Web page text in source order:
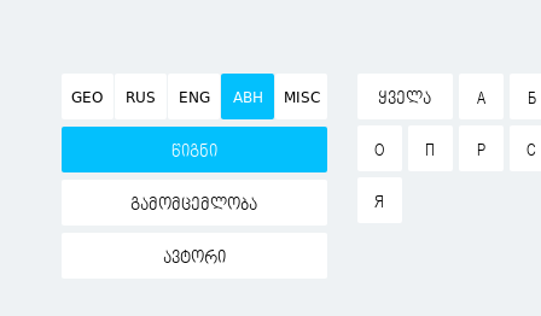
GEO RUS ENG ABH MISC
წიგნი
გამომცემლობა
ავტორი
ᲧᲕᲔᲚᲐ А Б
О П Р С
Я